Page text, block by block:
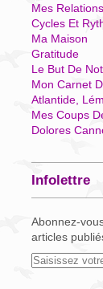
Mes Relations
Cycles Et
Ma Maison
Gratitude
Le But De
Mon Carnet
Atlantide,
Mes Coups
Dolores
Infolettre
Abonnez-
articles